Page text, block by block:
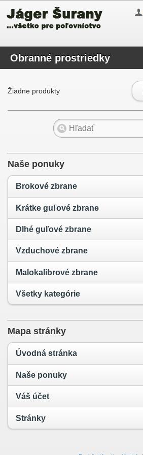
Obranné prostriedky
Žiadne produkty
Naše ponuky
Brokové zbrane
Krátke guľové zbrane
Dlhé guľové zbrane
Vzduchové zbrane
Malokalibrové zbrane
Všetky kategórie
Mapa stránky
Úvodná stránka
Naše ponuky
Váš účet
Stránky